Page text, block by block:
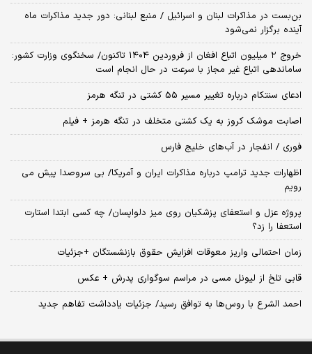
بن‌بست در مذاکرات لبنان و اسرائیل / منبع لبنانی: دور جدید مذاکرات ماه
آینده برگزار نمی‌شود
خروج ۲ میلیون اتباع افغان از فروردین ۱۴۰۴ تاکنون/ سخنگوی وزارت کشور:
ساماندهی اتباع غیر مجاز با سرعت در حال انجام است
ادعای سنتکام درباره تغییر مسیر 55 کشتی در تنگه هرمز
اصابت موشک کروز به یک کشتی متخلف در تنگه هرمز + فیلم
فوری / انفجار در آب‌های خلیج فارس
اظهارات جدید ترامپ درباره مذاکرات ایران و آمریکا/ بی سروصدا پیش می
رویم
پروژه عزل و استعفای پزشکیان روی میز دلواپسان/ چه کسی ابتدا استارت
استعفا را زد؟
زمان احتمالی واریز معوقات افزایش حقوق بازنشستگان +جزئیات
قابی تلخ از لیونل مسی در مراسم سوگواری پدرش + عکس
احمد الشرع با روس‌ها به توافق رسید/ جزئیات یادداشت تفاهم جدید